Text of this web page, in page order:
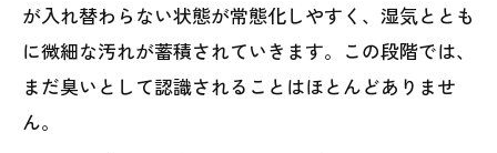
が入れ替わらない状態が常態化しやすく、湿気ととも
に微細な汚れが蓄積されていきます。この段階では、
まだ臭いとして認識されることはほとんどありませ
ん。